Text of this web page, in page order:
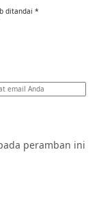
ditandai *
peramban ini